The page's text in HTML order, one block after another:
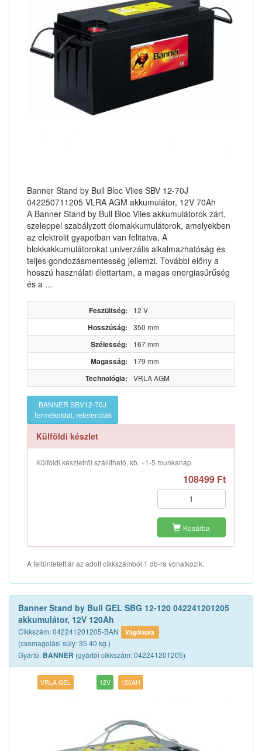
Banner Stand by Bull Bloc Vlies SBV 12-70J
042250711205 VLRA AGM akkumulátor, 12V 70Ah
A Banner Stand by Bull Bloc Vlies akkumulátorok zárt,
szeleppel szabályzott ólomakkumulátorok, amelyekben
az elektrolit gyapotban van felitatva. A
blokkakkumulátorokat univerzális alkalmazhatóság és
teljes gondozásmentesség jellemzi. További előny a
hosszú használati élettartam, a magas energiasűrűség
és a ...
Feszültség: 12 V
Hosszúság: 350 mm
Szélesség: 167 mm
Magasság: 179 mm
Technológia: VRLA AGM
BANNER SBV12-70J
Termékoldal, referenciák
Külföldi készlet
Külföldi készletről szállítható, kb. +1-5 munkanap
108499 Ft
Kosárba
A feltüntetett ár az adott cikkszámból 1 db-ra vonatkozik.
Banner Stand by Bull GEL SBG 12-120 042241201205
akkumulátor, 12V 120Ah
Cikkszám: 042241201205-BAN Vágólapra
(csomagolási súly: 35.40 kg.)
Gyártó: BANNER (gyártói cikkszám: 042241201205)
VRLA GEL 12V 120AH